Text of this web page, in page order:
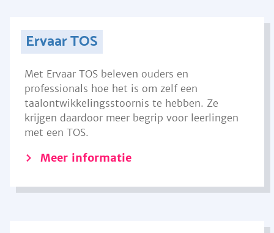
Ervaar TOS
Met Ervaar TOS beleven ouders en
professionals hoe het is om zelf een
taalontwikkelingsstoornis te hebben. Ze
krijgen daardoor meer begrip voor leerlingen
met een TOS.
Meer informatie